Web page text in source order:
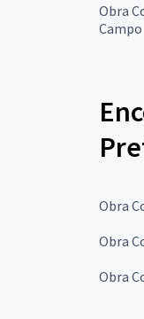
Obra
Campo
Obra
Obra
Obra